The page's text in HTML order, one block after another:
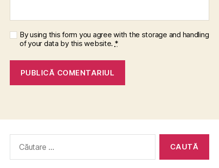
By using this form you agree with the storage and handling
of your data by this website. *
după: